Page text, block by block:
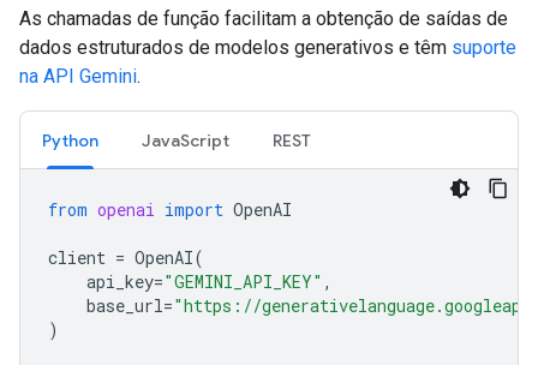
As chamadas de função facilitam a obtenção de saídas de
dados estruturados de modelos generativos e têm suporte
na API Gemini.
Python JavaScript REST
from openai import OpenAI
client = OpenAI(
api_key="GEMINI_API_KEY" ,
base_url="https://
)